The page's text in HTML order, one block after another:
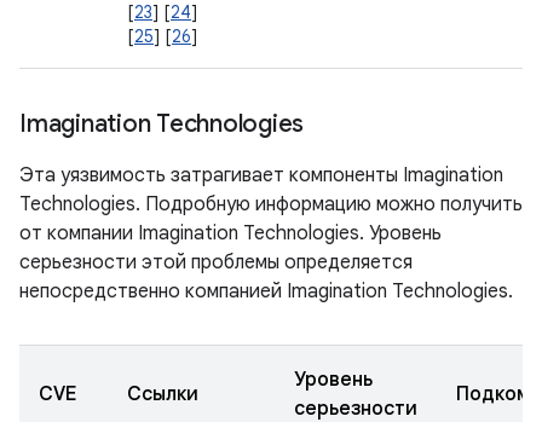
[23] [24]
[25] [26]
Imagination Technologies
Эта уязвимость затрагивает компоненты Imagination
Technologies. Подробную информацию можно получить
от компании Imagination Technologies. Уровень
серьезности этой проблемы определяется
непосредственно компанией Imagination Technologies.
CVE Ссылки
Уровень
серьезности